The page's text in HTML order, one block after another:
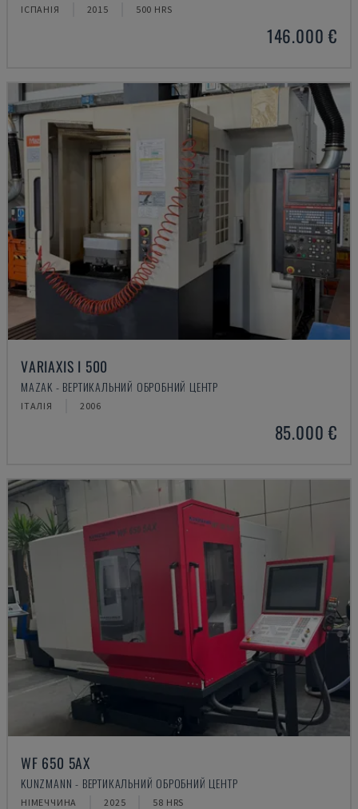
ІСПАНІЯ 2015 500 HRS
146.000 €
VARIAXIS I 500
MAZAK - ВЕРТИКАЛЬНИЙ ОБРОБНИЙ ЦЕНТР
ІТАЛІЯ 2006
85.000 €
WF 650 5AX
KUNZMANN - ВЕРТИКАЛЬНИЙ ОБРОБНИЙ ЦЕНТР
НІМЕЧЧИНА 2025 58 HRS